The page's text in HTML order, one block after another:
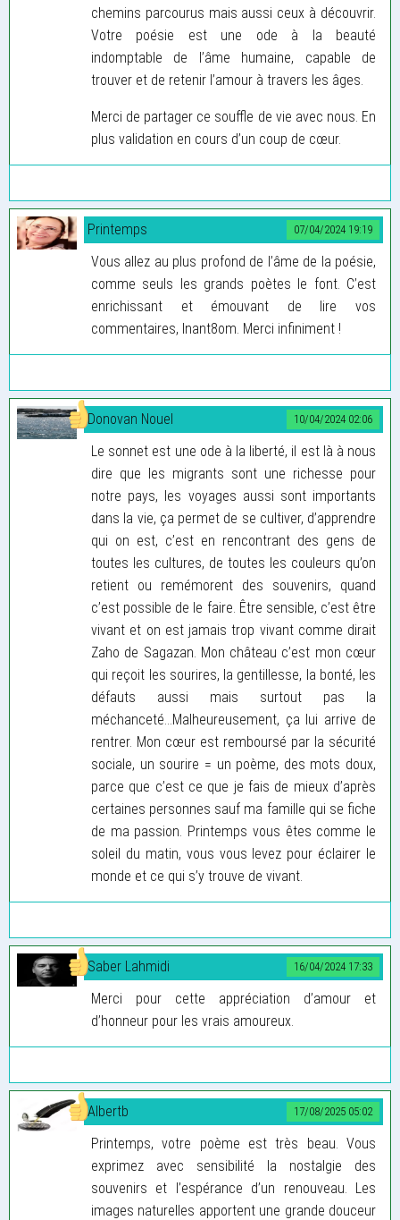
chemins parcourus mais aussi ceux à découvrir.
Votre poésie est une ode à la beauté
indomptable de l’âme humaine, capable de
trouver et de retenir l’amour à travers les âges.
Merci de partager ce souffle de vie avec nous. En
plus validation en cours d’un coup de cœur.
07/04/2024 19:19
Printemps
Vous allez au plus profond de l’âme de la poésie,
comme seuls les grands poètes le font. C’est
enrichissant et émouvant de lire vos
commentaires, Inant8om. Merci infiniment !
10/04/2024 02:06
Donovan Nouel
Le sonnet est une ode à la liberté, il est là à nous
dire que les migrants sont une richesse pour
notre pays, les voyages aussi sont importants
dans la vie, ça permet de se cultiver, d’apprendre
qui on est, c’est en rencontrant des gens de
toutes les cultures, de toutes les couleurs qu’on
retient ou remémorent des souvenirs, quand
c’est possible de le faire. Être sensible, c’est être
vivant et on est jamais trop vivant comme dirait
Zaho de Sagazan. Mon château c’est mon cœur
qui reçoit les sourires, la gentillesse, la bonté, les
défauts aussi mais surtout pas la
méchanceté...Malheureusement, ça lui arrive de
rentrer. Mon cœur est remboursé par la sécurité
sociale, un sourire = un poème, des mots doux,
parce que c’est ce que je fais de mieux d’après
certaines personnes sauf ma famille qui se fiche
de ma passion. Printemps vous êtes comme le
soleil du matin, vous vous levez pour éclairer le
monde et ce qui s’y trouve de vivant.
16/04/2024 17:33
Saber Lahmidi
Merci pour cette appréciation d’amour et
d’honneur pour les vrais amoureux.
17/08/2025 05:02
Albertb
Printemps, votre poème est très beau. Vous
exprimez avec sensibilité la nostalgie des
souvenirs et l’espérance d’un renouveau. Les
images naturelles apportent une grande douceur